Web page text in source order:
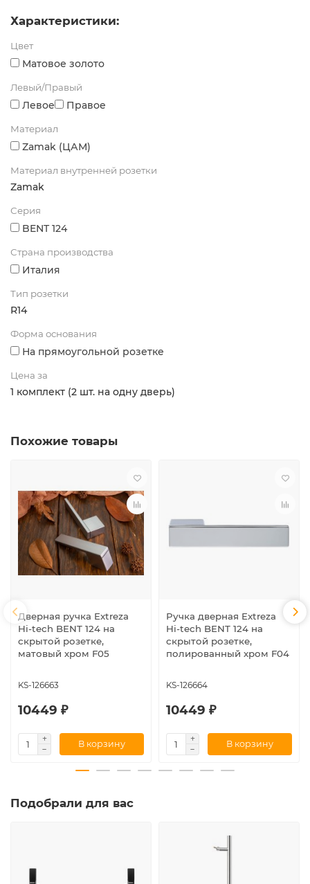
Характеристики:
Цвет
Матовое золото
Левый/Правый
Левое Правое
Материал
Zamak (ЦАМ)
Материал внутренней розетки
Zamak
Серия
BENT 124
Страна производства
Италия
Тип розетки
R14
Форма основания
На прямоугольной розетке
Цена за
1 комплект (2 шт. на одну дверь)
Похожие товары
Дверная ручка Extreza
Hi-tech BENT 124 на
скрытой розетке,
матовый хром F05
KS-126663
10449 ₽
В корзину
Ручка дверная Extreza
Hi-tech BENT 124 на
скрытой розетке,
полированный хром F04
KS-126664
10449 ₽
В корзину
Подобрали для вас